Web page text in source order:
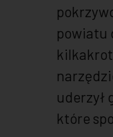
powiatu
uderzył
które